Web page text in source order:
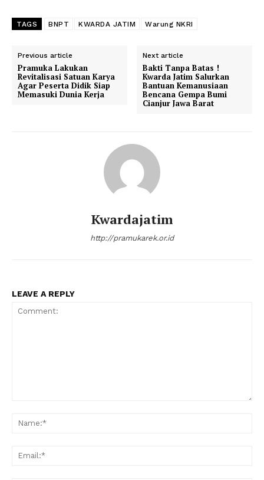
TAGS BNPT KWARDA JATIM Warung NKRI
Previous article
Pramuka Lakukan
Revitalisasi Satuan Karya
Agar Peserta Didik Siap
Memasuki Dunia Kerja
Next article
Bakti Tanpa Batas !
Kwarda Jatim Salurkan
Bantuan Kemanusiaan
Bencana Gempa Bumi
Cianjur Jawa Barat
Kwardajatim
http://pramukarek.or.id
LEAVE A REPLY